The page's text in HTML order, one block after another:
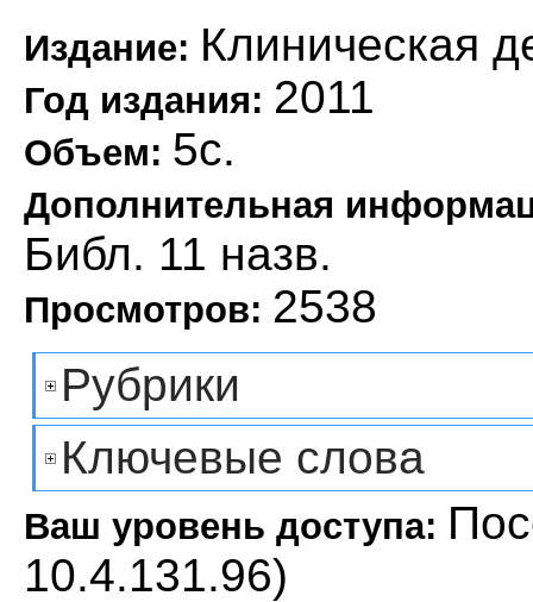
Издание: Клиническая
Год издания: 2011
Объем: 5с.
Дополнительная
Библ. 11 назв.
Просмотров: 2538
Рубрики
Ключевые слова
Ваш уровень доступа:
10.4.131.96)